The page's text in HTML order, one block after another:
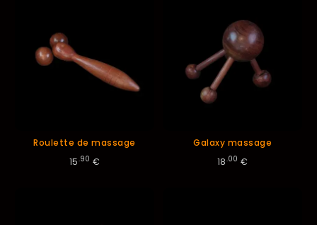
Roulette de massage
15.90 €
Galaxy massage
18.00 €